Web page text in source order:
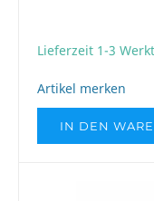
Lieferzeit 1-3
Artikel merken
IN DEN